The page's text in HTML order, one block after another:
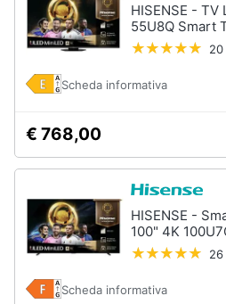
HISENSE - TV
55U8Q Smart
Scheda informativa
€ 768,00
HISENSE -
100" 4K
Scheda informativa